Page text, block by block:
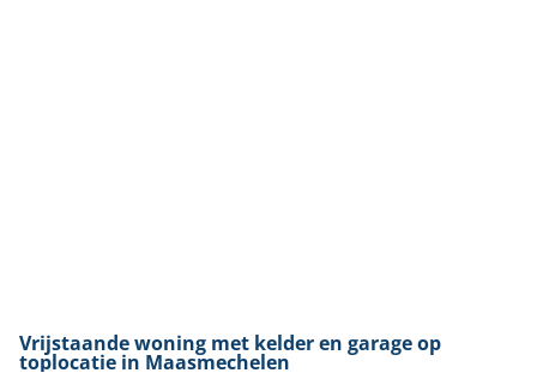
Vrijstaande woning met kelder en garage op
toplocatie in Maasmechelen